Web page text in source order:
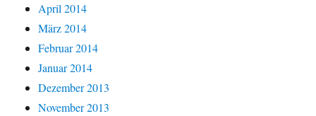
April 2014
März 2014
Februar 2014
Januar 2014
Dezember 2013
November 2013